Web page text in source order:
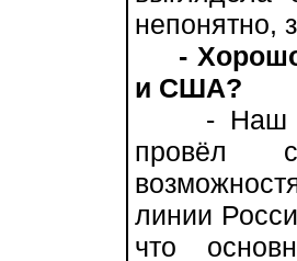
непонятно,
-
и США?
- Наш
провёл
линии
что